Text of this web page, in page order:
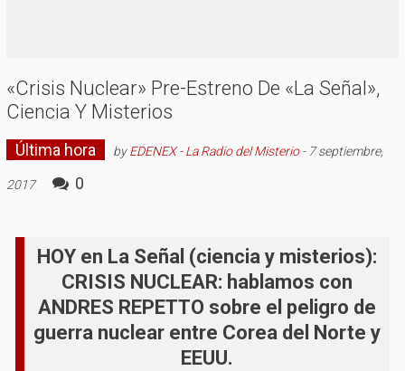
«Crisis Nuclear» Pre-Estreno De «La Señal»,
Ciencia Y Misterios
Última hora byEDENEX - La Radio del Misterio- 7 septiembre,
2017 0
HOY en La Señal (ciencia y misterios):
CRISIS NUCLEAR: hablamos con
ANDRES REPETTO sobre el peligro de
guerra nuclear entre Corea del Norte y
EEUU.